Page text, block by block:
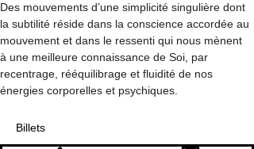
Des mouvements d’une simplicité singulière dont
la subtilité réside dans la conscience accordée au
mouvement et dans le ressenti qui nous mènent
à une meilleure connaissance de Soi, par
recentrage, rééquilibrage et fluidité de nos
énergies corporelles et psychiques.
Billets